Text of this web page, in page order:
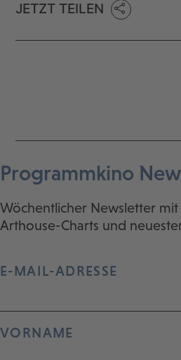
JETZT TEILEN
Programmkino
Wöchentlicher Newsletter
Arthouse-Charts und
E-MAIL-ADRESSE
VORNAME